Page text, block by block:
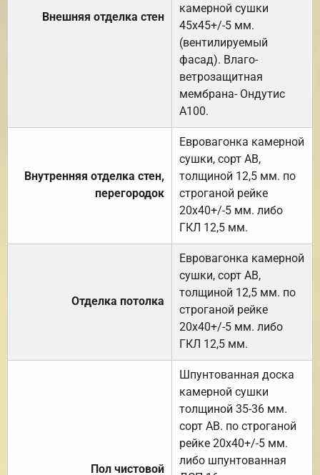
Внешняя отделка стен
камерной сушки
45х45+/-5 мм.
(вентилируемый
фасад). Влаго-
ветрозащитная
мембрана- Ондутис
А100.
Внутренняя отделка стен,
перегородок
Евровагонка камерной
сушки, сорт АВ,
толщиной 12,5 мм. по
строганой рейке
20х40+/-5 мм. либо
ГКЛ 12,5 мм.
Отделка потолка
Евровагонка камерной
сушки, сорт АВ,
толщиной 12,5 мм. по
строганой рейке
20х40+/-5 мм. либо
ГКЛ 12,5 мм.
Пол чистовой
Шпунтованная доска
камерной сушки
толщиной 35-36 мм.
сорт АВ. по строганой
рейке 20х40+/-5 мм.
либо шпунтованная